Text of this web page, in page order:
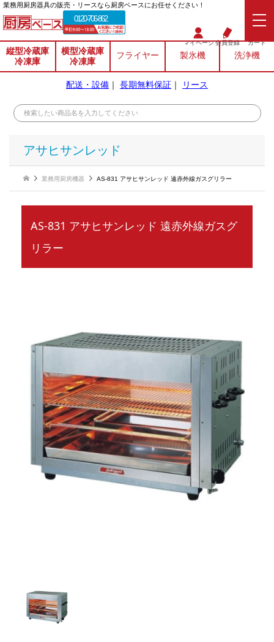
業務⽤厨房器具の販売・リースなら厨房ベースにお任せください！
0120-706-862
マイページ会員登録 カート
縦型冷蔵庫
冷凍庫
横型冷蔵庫
冷凍庫
フライヤー 製氷機 洗浄機
配送・設備 ｜ 長期無料保証 ｜ リース
アサヒサンレッド
業務用厨房機器 AS-831 アサヒサンレッド 遠赤外線ガスグリラー
AS-831 アサヒサンレッド 遠赤外線ガスグ
リラー